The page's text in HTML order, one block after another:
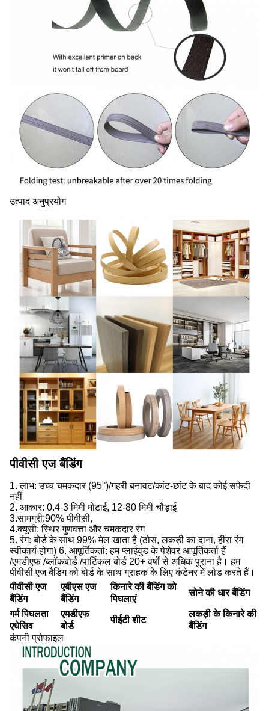
उत्पाद अनुप्रयोग
पीवीसी एज बैंडिंग
1. लाभ: उच्च चमकदार (95°)/गहरी बनावट/कांट-छांट के बाद कोई सफेदी
नहीं
2. आकार: 0.4-3 मिमी मोटाई, 12-80 मिमी चौड़ाई
3.सामग्री:90% पीवीसी,
4.क्यूसी: स्थिर गुणवत्ता और चमकदार रंग
5. रंग: बोर्ड के साथ 99% मेल खाता है (ठोस, लकड़ी का दाना, हीरा रंग
स्वीकार्य होगा) 6. आपूर्तिकर्ता: हम प्लाईवुड के पेशेवर आपूर्तिकर्ता हैं
/एमडीएफ /ब्लॉकबोर्ड /पार्टिकल बोर्ड 20+ वर्षों से अधिक पुराना है। हम
पीवीसी एज बैंडिंग को बोर्ड के साथ ग्राहक के लिए कंटेनर में लोड करते हैं।
पीवीसी एज
बैंडिंग
एबीएस एज
बैंडिंग
किनारे की बैंडिंग को
पिघलाएं
सोने की धार बैंडिंग
गर्म पिघलता
एधेसिव
एमडीएफ
बोर्ड
पीईटी शीट
लकड़ी के किनारे की
बैंडिंग
कंपनी प्रोफाइल